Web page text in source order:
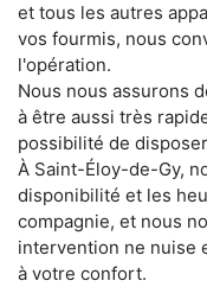
et tous les autres
vos fourmis, nous
l'opération.
Nous nous assurons
à être aussi très
possibilité de
À Saint-Éloy-de-Gy,
disponibilité et les
compagnie, et nous
intervention ne nuise
à votre confort.